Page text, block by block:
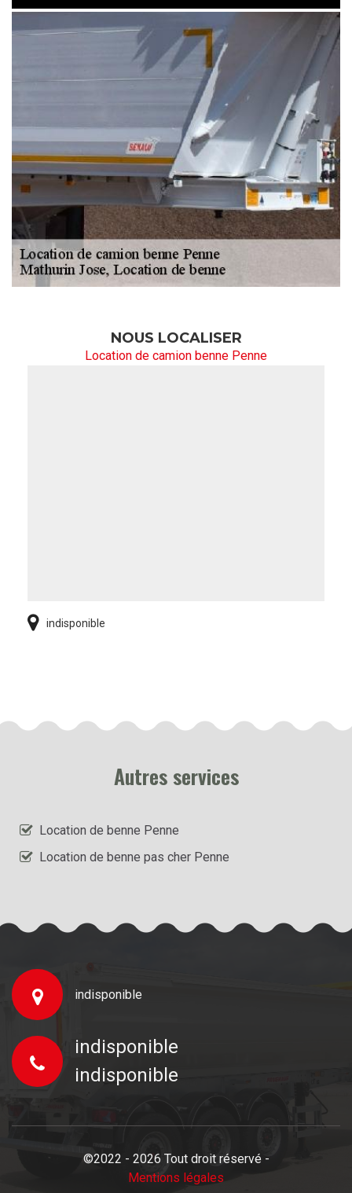
NOUS LOCALISER
Location de camion benne Penne
indisponible
Autres services
Location de benne Penne
Location de benne pas cher Penne
indisponible
indisponible
indisponible
©2022 - 2026 Tout droit réservé -
Mentions légales